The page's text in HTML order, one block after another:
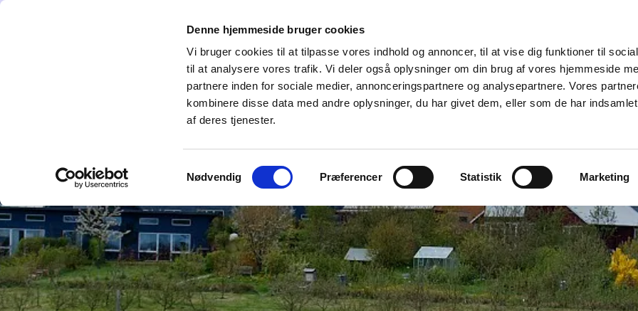
Denne hjemmeside bruger cookies
Vi bruger cookies til at tilpasse vores indhold og annoncer, til at vise dig funktioner til
til at analysere vores trafik. Vi deler også oplysninger om din brug af vores hjemmeside
partnere inden for sociale medier, annonceringspartnere og analysepartnere. Vores
kombinere disse data med andre oplysninger, du har givet dem, eller som de har
af deres tjenester.
Nødvendig Præferencer Statistik Marketing
Hvem er vi Det sker i AiH Byggeri & miljø Landbrug og natur Galleri